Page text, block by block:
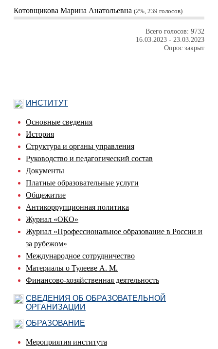
Котовщикова Марина Анатольевна 2%, 239 голосов
Всего голосов: 9732
16.03.2023 - 23.03.2023
Опрос закрыт
ИНСТИТУТ
Основные сведения
История
Структура и органы управления
Руководство и педагогический состав
Документы
Платные образовательные услуги
Общежитие
Антикоррупционная политика
Журнал «ОКО»
Журнал «Профессиональное образование в России и
за рубежом»
Международное сотрудничество
Материалы о Тулееве А. М.
Финансово-хозяйственная деятельность
СВЕДЕНИЯ ОБ ОБРАЗОВАТЕЛЬНОЙ
ОРГАНИЗАЦИИ
ОБРАЗОВАНИЕ
Мероприятия института